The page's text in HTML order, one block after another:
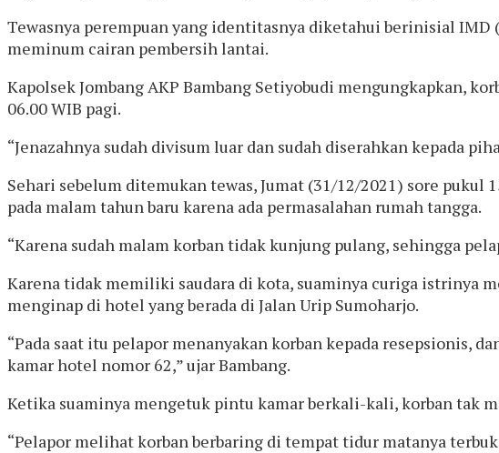
Tewasnya perempuan yang identitasnya diketahui berinisial IMD
meminum cairan pembersih lantai.
Kapolsek Jombang AKP Bambang Setiyobudi mengungkapkan,
06.00 WIB pagi.
“Jenazahnya sudah divisum luar dan sudah diserahkan kepada
Sehari sebelum ditemukan tewas, Jumat (31/12/2021) sore
pada malam tahun baru karena ada permasalahan rumah tangga.
“Karena sudah malam korban tidak kunjung pulang, sehingga
Karena tidak memiliki saudara di kota, suaminya curiga istrinya
menginap di hotel yang berada di Jalan Urip Sumoharjo.
“Pada saat itu pelapor menanyakan korban kepada resepsionis,
kamar hotel nomor 62,” ujar Bambang.
Ketika suaminya mengetuk pintu kamar berkali-kali, korban tak
“Pelapor melihat korban berbaring di tempat tidur matanya